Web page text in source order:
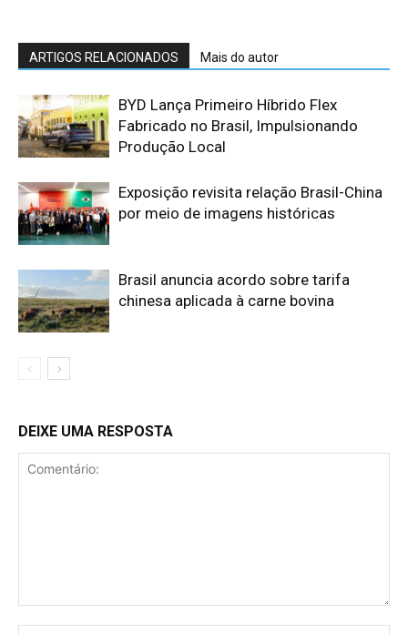
ARTIGOS RELACIONADOS Mais do autor
BYD Lança Primeiro Híbrido Flex
Fabricado no Brasil, Impulsionando
Produção Local
Exposição revisita relação Brasil-China
por meio de imagens históricas
Brasil anuncia acordo sobre tarifa
chinesa aplicada à carne bovina
DEIXE UMA RESPOSTA